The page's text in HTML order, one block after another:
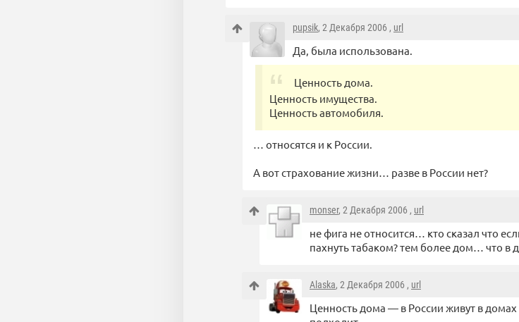
pupsik, 2 Декабря 2006 , url
Да, была использована.
Ценность дома.
Ценность имущества.
Ценность автомобиля.
… относятся и к России.
А вот страхование жизни… разве в России нет?
monser, 2 Декабря 2006 , url
не фига не относится… кто сказал что
пахнуть табаком? тем более дом… что в
Alaska, 2 Декабря 2006 , url
Ценность дома — в России живут в